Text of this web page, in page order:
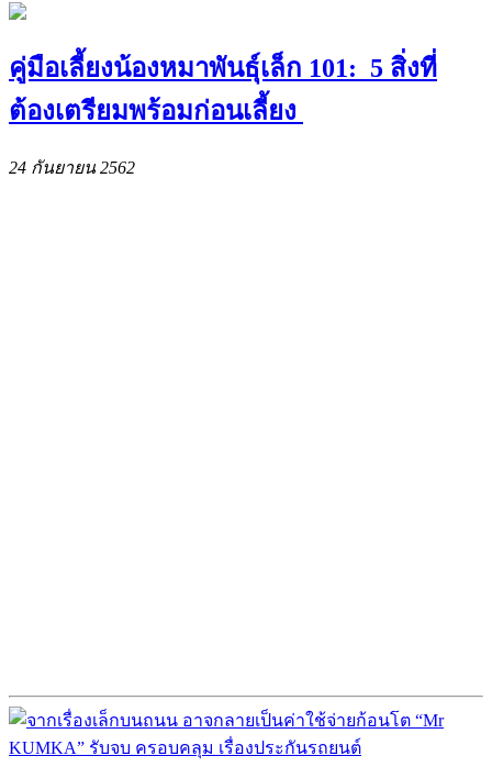
คู่มือเลี้ยงน้องหมาพันธุ์เล็ก 101: 5 สิ่งที่
ต้องเตรียมพร้อมก่อนเลี้ยง
24 กันยายน 2562